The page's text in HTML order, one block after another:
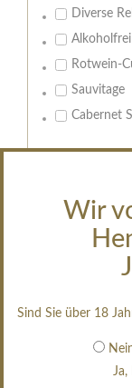
Wir
Sind Sie über 18
Ja,
Diverse
Alkoholfrei
Rotwein-
Sauvitage
Cabernet
feinherb
Brut